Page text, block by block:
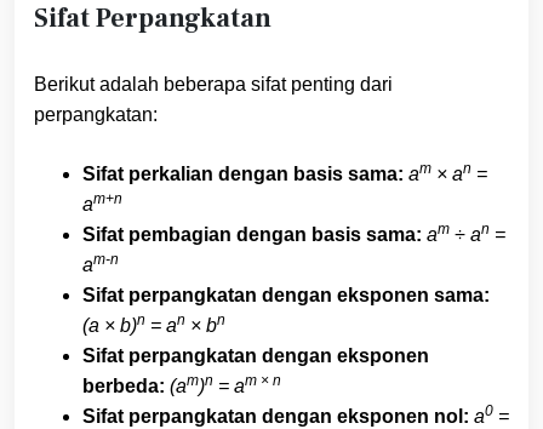
Sifat Perpangkatan
Berikut adalah beberapa sifat penting dari
perpangkatan:
Sifat perkalian dengan basis sama: am × an =
am+n
Sifat pembagian dengan basis sama: am ÷ an =
am-n
Sifat perpangkatan dengan eksponen sama:
(a × b)n = an × bn
Sifat perpangkatan dengan eksponen
berbeda: (am)n = am × n
Sifat perpangkatan dengan eksponen nol: a0 =